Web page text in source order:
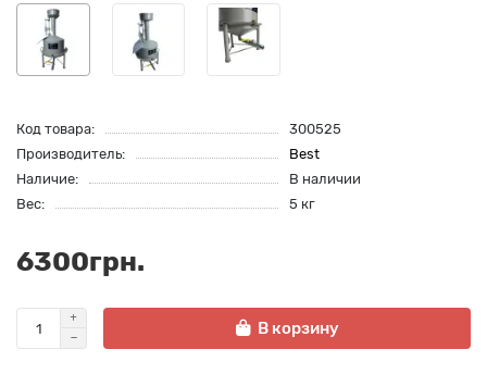
Код товара:
300525
Производитель:
Best
Наличие:
В наличии
Вес:
5 кг
6300грн.
В корзину